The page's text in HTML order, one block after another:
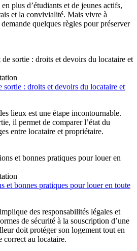
plus d’étudiants et de jeunes actifs,
et la convivialité. Mais vivre à
quelques règles pour préserver
sortie : droits et devoirs du locataire et
lieux est une étape incontournable.
il permet de comparer l’état du
entre locataire et propriétaire.
et bonnes pratiques pour louer en toute
des responsabilités légales et
de sécurité à la souscription d’une
doit protéger son logement tout en
correct au locataire.